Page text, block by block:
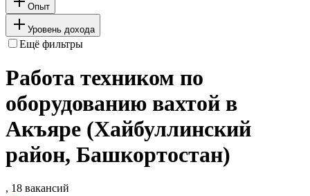
Опыт
Уровень дохода
Ещё фильтры
Работа техником по
оборудованию вахтой в
Акъяре (Хайбуллинский
район, Башкортостан)
, 18 вакансий